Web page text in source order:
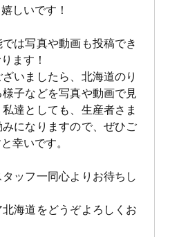
しいです！
は写真や動画も投稿でき
ます！
いましたら、北海道のり
子などを写真や動画で見
達としても、生産者さま
になりますので、ぜひご
幸いです。
ッフ一同心よりお待ちし
海道をどうぞよろしくお